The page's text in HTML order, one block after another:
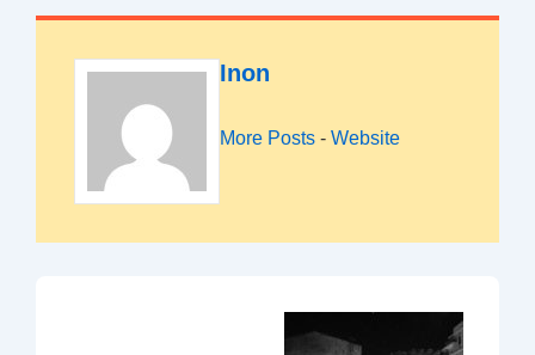
Inon
More Posts - Website